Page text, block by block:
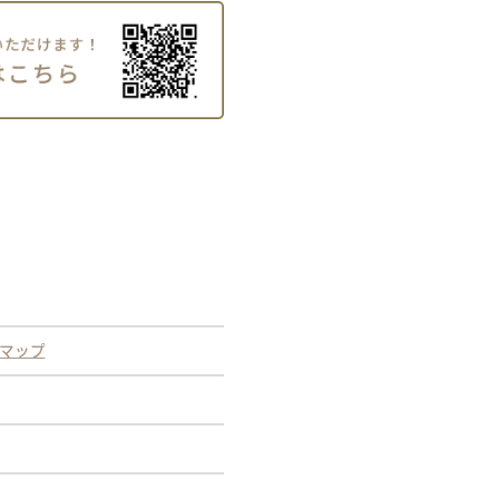
ップ